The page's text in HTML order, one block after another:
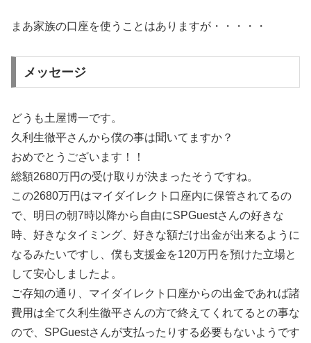
まあ家族の口座を使うことはありますが・・・・・
メッセージ
どうも土屋博一です。
久利生徹平さんから僕の事は聞いてますか？
おめでとうございます！！
総額2680万円の受け取りが決まったそうですね。
この2680万円はマイダイレクト口座内に保管されてるの
で、明日の朝7時以降から自由にSPGuestさんの好きな
時、好きなタイミング、好きな額だけ出金が出来るように
なるみたいですし、僕も支援金を120万円を預けた立場と
して安心しましたよ。
ご存知の通り、マイダイレクト口座からの出金であれば諸
費用は全て久利生徹平さんの方で終えてくれてるとの事な
ので、SPGuestさんが支払ったりする必要もないようです